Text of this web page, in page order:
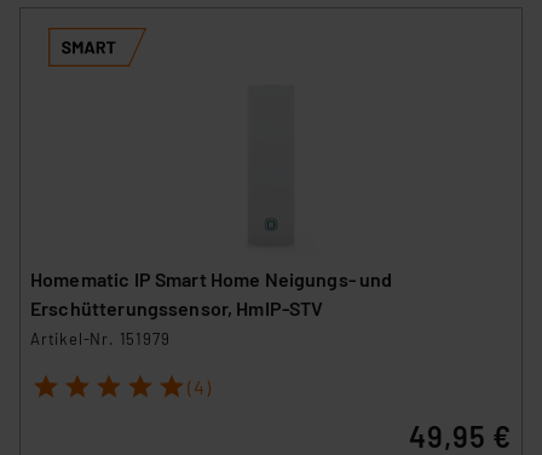
Homematic IP Smart Home Neigungs- und
Erschütterungssensor, HmIP-STV
Artikel-Nr. 151979
1 2 3 4 5 (4)
49,95 €